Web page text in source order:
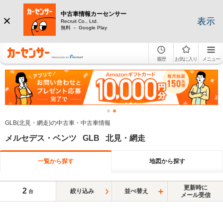
中古車情報カーセンサー
Recruit Co., Ltd.
無料 － Google Play
表示
履歴 お気に入り メニュー
GLB(北見・網走)の中古車・中古車情報
メルセデス・ベンツ GLB 北見・網走
一覧から探す 地図から探す
2 台 絞り込み 並べ替え
更新時に
メール受信